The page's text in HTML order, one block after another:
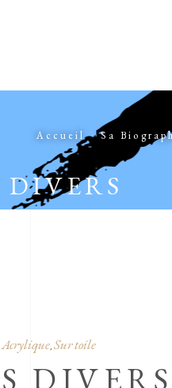
Accueil Sa
Acrylique, Sur toile